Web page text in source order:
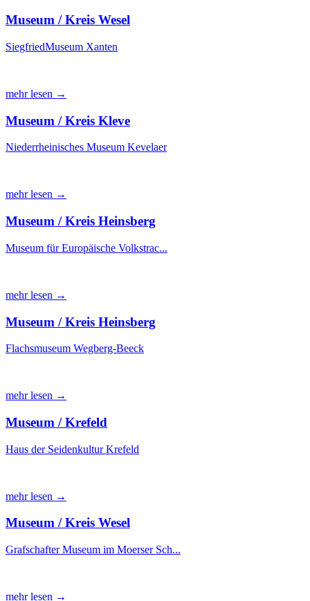
Museum / Kreis Wesel
SiegfriedMuseum Xanten
mehr lesen →
Museum / Kreis Kleve
Niederrheinisches Museum Kevelaer
mehr lesen →
Museum / Kreis Heinsberg
Museum für Europäische Volkstrac...
mehr lesen →
Museum / Kreis Heinsberg
Flachsmuseum Wegberg-Beeck
mehr lesen →
Museum / Krefeld
Haus der Seidenkultur Krefeld
mehr lesen →
Museum / Kreis Wesel
Grafschafter Museum im Moerser Sch...
mehr lesen →